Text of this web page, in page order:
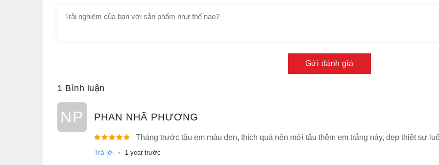
Gửi đánh giá
1 Bình luận
NP PHAN NHÃ PHƯƠNG
Tháng trước tậu em màu đen, thích quá nên mới tậu thêm em trắng này, đẹp thiệt sự
Trả lời • 1 year trước